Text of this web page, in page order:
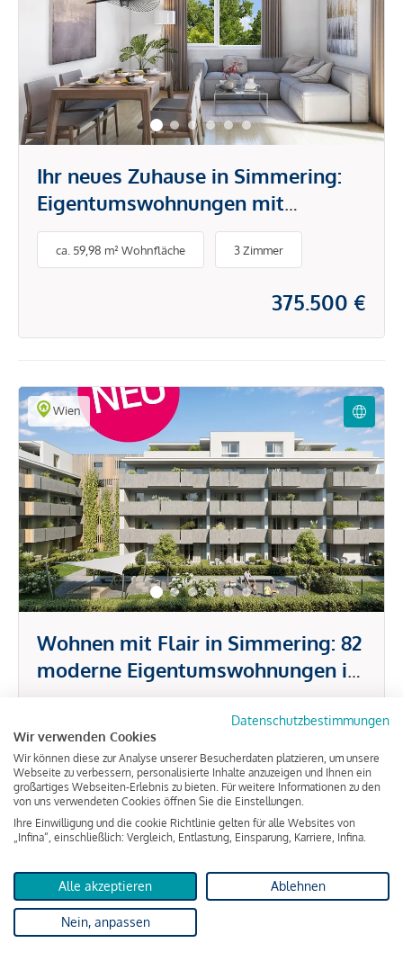
Ihr neues Zuhause in Simmering:
Eigentumswohnungen mit
Loggien, Terrassen und Gärten
ca. 59,98 m² Wohnfläche 3 Zimmer
375.500 €
Wien
Wohnen mit Flair in Simmering: 82
moderne Eigentumswohnungen in
3 Zimmer
385.500 €
Michelhausen
Datenschutzbestimmungen
Wir verwenden Cookies
Wir können diese zur Analyse unserer Besucherdaten platzieren, um unsere
Webseite zu verbessern, personalisierte Inhalte anzuzeigen und Ihnen ein
großartiges Webseiten-Erlebnis zu bieten. Für weitere Informationen zu den
von uns verwendeten Cookies öffnen Sie die Einstellungen.
Ihre Einwilligung und die cookie Richtlinie gelten für alle Websites von
„Infina“, einschließlich: Vergleich, Entlastung, Einsparung, Karriere, Infina.
Alle akzeptieren Ablehnen
Nein, anpassen